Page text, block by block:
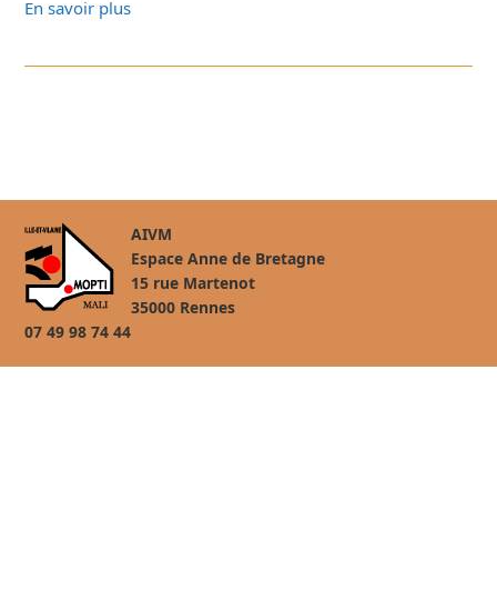
En savoir plus
AIVM
Espace Anne de Bretagne
15 rue Martenot
35000 Rennes
07 49 98 74 44